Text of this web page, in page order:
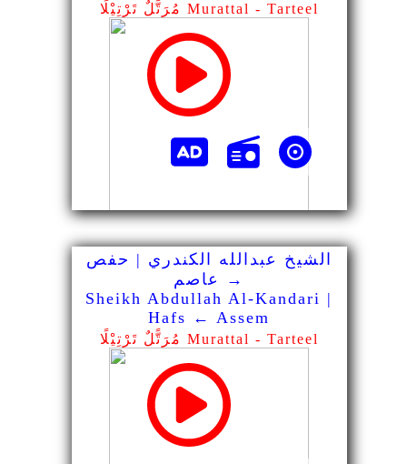
مُرَتًّلٌ تَرْتِيْلًا Murattal - Tarteel
الشيخ عبدالله الكندري | حفص
→ عاصم
Sheikh Abdullah Al-Kandari |
Hafs ← Assem
مُرَتًّلٌ تَرْتِيْلًا Murattal - Tarteel